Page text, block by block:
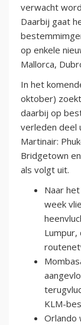
verwacht
Daarbij gaat
op enkele
Mallorca,
In het
oktober)
daarbij op
verleden deel
Martinair:
Bridgetown
als volgt uit.
Naar
week
Lumpur,
KLM-
Orlando